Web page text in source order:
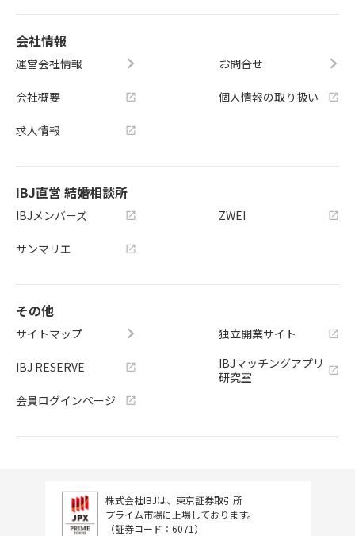
会社情報
運営会社情報
会社概要
求人情報
お問合せ
個人情報の取り扱い
IBJ直営 結婚相談所
IBJメンバーズ
サンマリエ
ZWEI
その他
サイトマップ
IBJ RESERVE
会員ログインページ
独立開業サイト
IBJマッチングアプリ
研究室
株式会社IBJは、東京証券取引所
プライム市場に上場しております。
（証券コード：6071）